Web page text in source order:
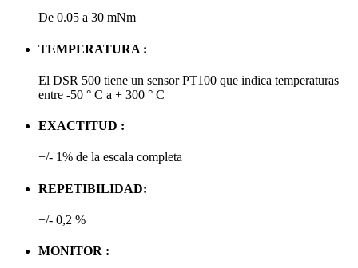
De 0.05 a 30 mNm
TEMPERATURA :
El DSR 500 tiene un sensor PT100 que indica temperaturas
entre -50 ° C a + 300 ° C
EXACTITUD :
+/- 1% de la escala completa
REPETIBILIDAD:
+/- 0,2 %
MONITOR :